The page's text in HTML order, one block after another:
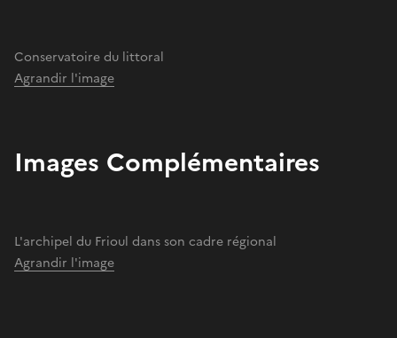
Conservatoire du littoral
Agrandir l'image
Images Complémentaires
L'archipel du Frioul dans son cadre régional
Agrandir l'image